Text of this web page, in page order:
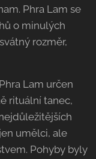
Phra Lam se
o minulých
rozměr,
Lam určen
rituální tanec,
umělci, ale
Pohyby byly